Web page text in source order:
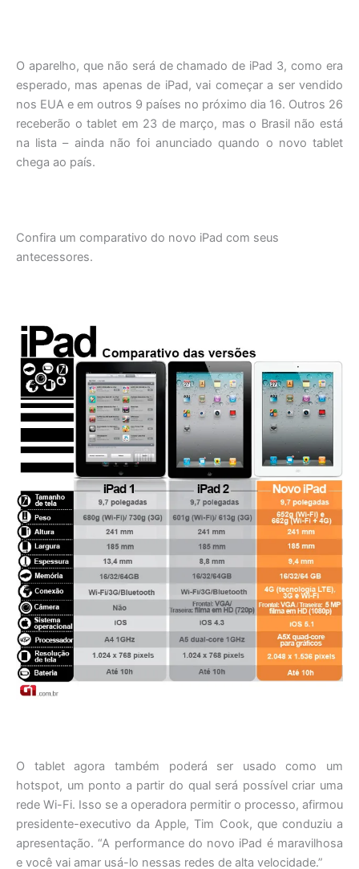
O aparelho, que não será de chamado de iPad 3, como era
esperado, mas apenas de iPad, vai começar a ser vendido
nos EUA e em outros 9 países no próximo dia 16. Outros 26
receberão o tablet em 23 de março, mas o Brasil não está
na lista – ainda não foi anunciado quando o novo tablet
chega ao país.
Confira um comparativo do novo iPad com seus
antecessores.
O tablet agora também poderá ser usado como um
hotspot, um ponto a partir do qual será possível criar uma
rede Wi-Fi. Isso se a operadora permitir o processo, afirmou
presidente-executivo da Apple, Tim Cook, que conduziu a
apresentação. “A performance do novo iPad é maravilhosa
e você vai amar usá-lo nessas redes de alta velocidade.”